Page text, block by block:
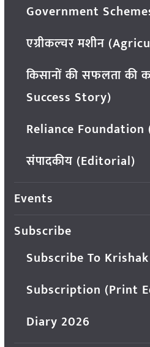
Government
एग्रीकल्चर मशीन
किसानों की सफलता की
Success Story)
Reliance Foundation
संपादकीय (Editorial)
Events
Subscribe
Subscribe To
Subscription (Print
Diary 2026